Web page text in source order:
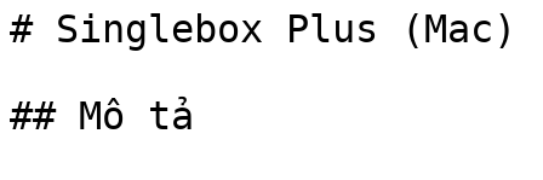
# Singlebox Plus (Mac)
## Mô tả